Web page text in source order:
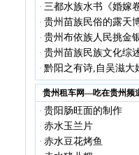
· 三都水族水书《婚嫁
· 贵州苗族民俗的露天
· 贵州布依族人民挑金
· 贵州苗族民族文化综
· 黔阳之有诗,自吴滋大
贵州租车网—吃在贵州频
· 贵阳肠旺面的制作
· 赤水玉兰片
· 赤水豆花烤鱼